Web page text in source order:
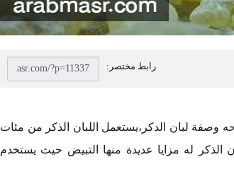
وصفة لبان الدكر،يستعمل اللبان الذكر من مئات
الذكر له مزايا عديدة منها التبيض حيث يستخدم